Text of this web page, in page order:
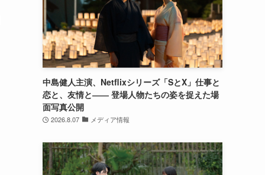
中島健人主演、Netflixシリーズ「SとX」仕事と
恋と、友情と―― 登場人物たちの姿を捉えた場
面写真公開
2026.8.07 メディア情報